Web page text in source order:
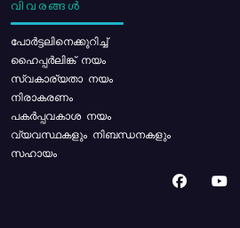
വിവരങ്ങൾ
പോര്‍ട്ടലിനെക്കുറിച്ച്
ഹൈപ്പർലിങ്ക് നയം
സ്വകാര്യതാ നയം
നിരാകരണം
പകർപ്പവകാശ നയം
വ്യവസ്ഥകളും നിബന്ധനകളും
സഹായം